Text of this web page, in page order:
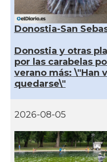
Donostia-San
Donostia y otras
por las carabelas
verano más: \"Han
quedarse\"
2026-08-05